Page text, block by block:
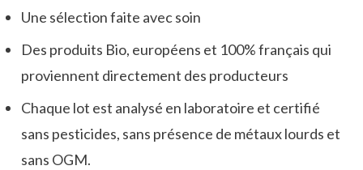
Une sélection faite avec soin
Des produits Bio, européens et 100% français qui
proviennent directement des producteurs
Chaque lot est analysé en laboratoire et certifié
sans pesticides, sans présence de métaux lourds et
sans OGM.